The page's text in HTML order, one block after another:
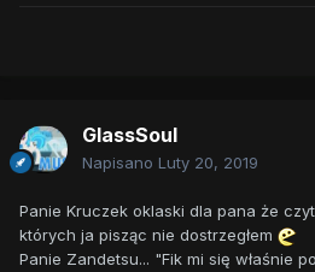
GlassSoul
Napisano Luty 20, 2019
Panie Kruczek oklaski dla pana że
których ja pisząc nie dostrzegłem
Panie Zandetsu... "Fik mi się właśnie